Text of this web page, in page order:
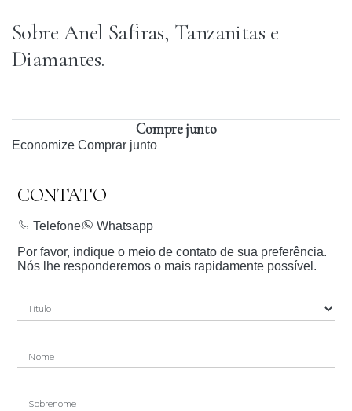
Sobre Anel Safiras, Tanzanitas e
Diamantes.
Compre junto
Economize Comprar junto
CONTATO
Telefone
Whatsapp
Por favor, indique o meio de contato de sua preferência.
Nós lhe responderemos o mais rapidamente possível.
Nome
Sobrenome